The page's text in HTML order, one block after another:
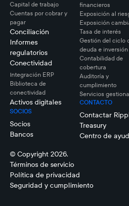
Capital de trabajo
Cuentas por cobrar y
pagar
Conciliación
Informes
regulatorios
Conectividad
Integración ERP
Biblioteca de
conectividad
Activos digitales
SOCIOS
Socios
Bancos
financieros
Exposición al
Exposición
Tasa de interés
Gestión del ciclo
deuda e inversión
Contabilidad de
cobertura
Auditoría y
cumplimiento
Servicios
CONTACTO
Contactar
Treasury
Centro de
© Copyright 2026.
Términos de servicio
Política de privacidad
Seguridad y cumplimiento